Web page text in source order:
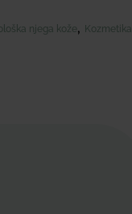
njega kože, Kozmetika